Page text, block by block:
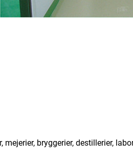
bryggerier, destillerier,